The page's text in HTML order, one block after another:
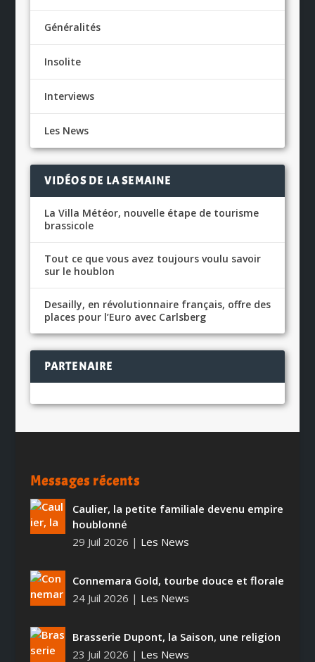
Généralités
Insolite
Interviews
Les News
VIDÉOS DE LA SEMAINE
La Villa Météor, nouvelle étape de tourisme
brassicole
Tout ce que vous avez toujours voulu savoir
sur le houblon
Desailly, en révolutionnaire français, offre des
places pour l’Euro avec Carlsberg
PARTENAIRE
Messages récents
Caulier, la petite familiale devenu empire
houblonné
29 Juil 2026 | Les News
Connemara Gold, tourbe douce et florale
24 Juil 2026 | Les News
Brasserie Dupont, la Saison, une religion
23 Juil 2026 | Les News